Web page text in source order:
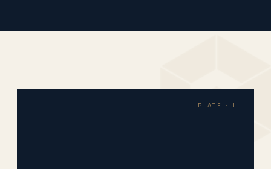
PLATE · II